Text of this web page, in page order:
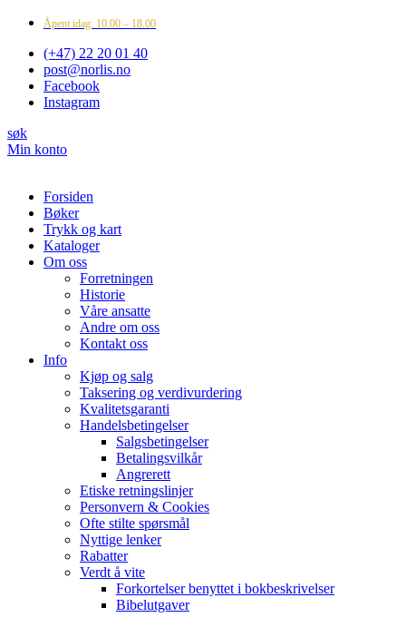
Åpent idag: 10.00 – 18.00
(+47) 22 20 01 40
post@norlis.no
Facebook
Instagram
søk
Min konto
Forsiden
Bøker
Trykk og kart
Kataloger
Om oss
Forretningen
Historie
Våre ansatte
Andre om oss
Kontakt oss
Info
Kjøp og salg
Taksering og verdivurdering
Kvalitetsgaranti
Handelsbetingelser
Salgsbetingelser
Betalingsvilkår
Angrerett
Etiske retningslinjer
Personvern & Cookies
Ofte stilte spørsmål
Nyttige lenker
Rabatter
Verdt å vite
Forkortelser benyttet i bokbeskrivelser
Bibelutgaver